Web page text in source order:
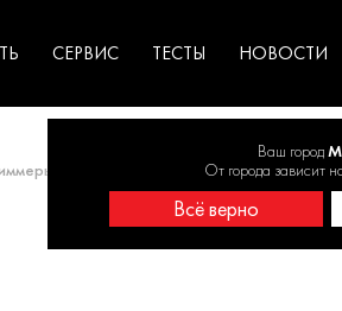
СЕРВИС ТЕСТЫ НОВОСТИ
Ваш город
От города зависит
Всё верно
бензиновые Триммер бензиновый